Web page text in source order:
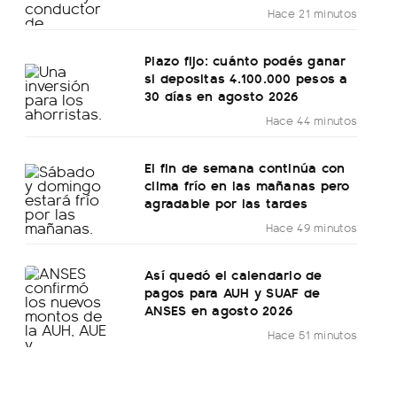
Hace 21 minutos
Plazo fijo: cuánto podés ganar
si depositas 4.100.000 pesos a
30 días en agosto 2026
Hace 44 minutos
El fin de semana continúa con
clima frío en las mañanas pero
agradable por las tardes
Hace 49 minutos
Así quedó el calendario de
pagos para AUH y SUAF de
ANSES en agosto 2026
Hace 51 minutos